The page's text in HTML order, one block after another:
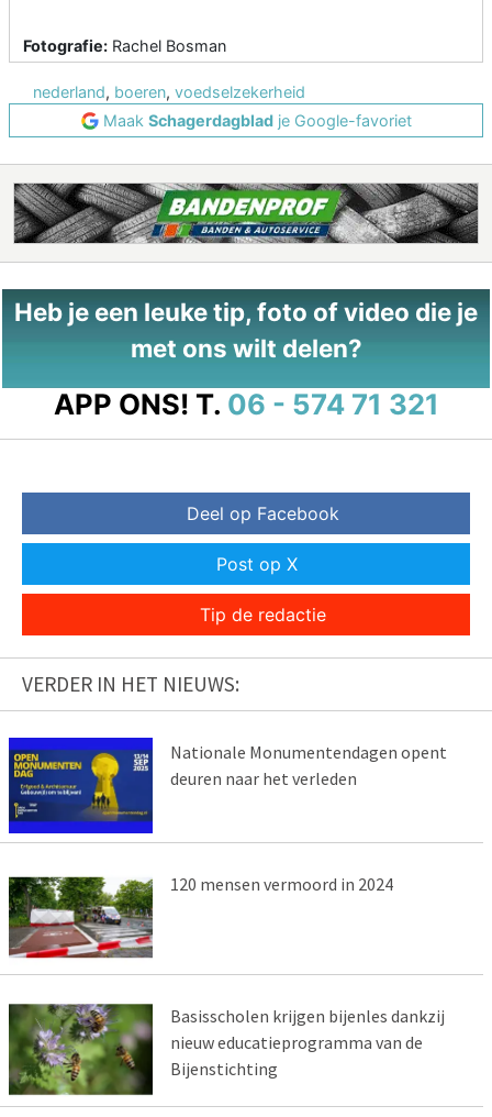
Fotografie: Rachel Bosman
nederland, boeren, voedselzekerheid
Maak Schagerdagbladje Google-favoriet
Heb je een leuke tip, foto of video die je
met ons wilt delen?
APP ONS! T. 06 - 574 71 321
Deel op Facebook
Post op X
Tip de redactie
VERDER IN HET NIEUWS:
Nationale Monumentendagen opent
deuren naar het verleden
120 mensen vermoord in 2024
Basisscholen krijgen bijenles dankzij
nieuw educatieprogramma van de
Bijenstichting